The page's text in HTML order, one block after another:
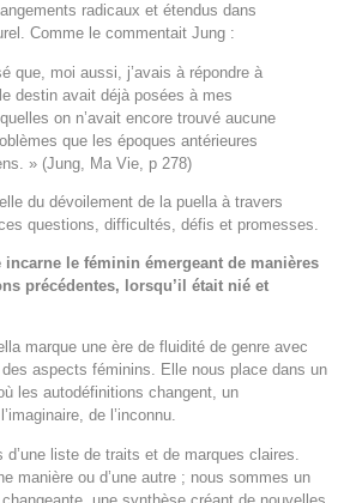
radicaux et étendus dans
Comme le commentait Jung :
que, moi aussi, j’avais à répondre à
destin avait déjà posées à mes
on n’avait encore trouvé aucune
que les époques antérieures
» (Jung, Ma Vie, p 278)
du dévoilement de la puella à travers
questions, difficultés, défis et promesses.
le féminin émergeant de manières
précédentes, lorsqu’il était nié et
marque une ère de fluidité de genre avec
aspects féminins. Elle nous place dans un
les autodéfinitions changent, un
de l’inconnu.
d’une liste de traits et de marques claires.
manière ou d’une autre ; nous sommes un